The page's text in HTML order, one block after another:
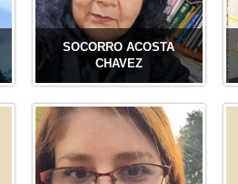
SOCORRO ACOSTA
CHAVEZ